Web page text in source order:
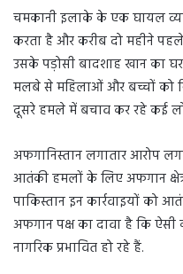
चमकानी इलाके के एक घायल
करता है और करीब दो महीने
उसके पड़ोसी बादशाह खान का
मलबे से महिलाओं और बच्चों को
दूसरे हमले में बचाव कर रहे कई
अफगानिस्तान लगातार आरोप
आतंकी हमलों के लिए अफगान
पाकिस्तान इन कार्रवाइयों को
अफगान पक्ष का दावा है कि
नागरिक प्रभावित हो रहे हैं.